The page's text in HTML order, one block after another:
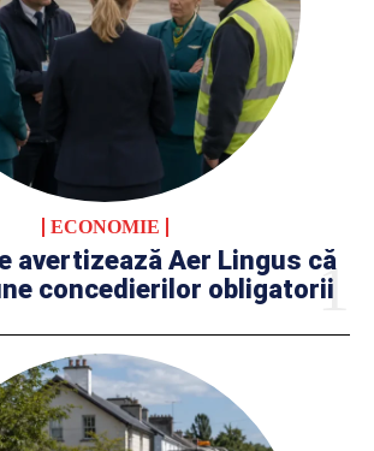
ECONOMIE
avertizează Aer Lingus că
concedierilor obligatorii